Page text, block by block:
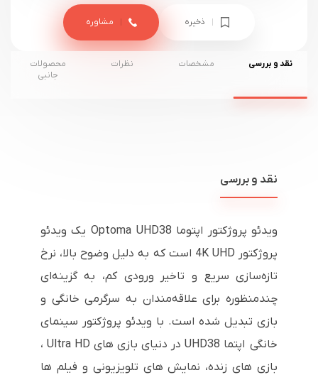
ذخیره مشاوره
نقد و بررسی مشخصات نظرات
محصولات
جانبی
نقد و بررسی
ویدئو پروژکتور اپتوما Optoma UHD38 یک ویدئو
پروژکتور 4K UHD است که به دلیل وضوح بالا، نرخ
تازه‌سازی سریع و تاخیر ورودی کم، به گزینه‌ای
چندمنظوره برای علاقه‌مندان به سرگرمی خانگی و
بازی تبدیل شده است. با ویدئو پروژکتور سینمای
خانگی اپتما UHD38 در دنیای بازی های Ultra HD ،
بازی های زنده، نمایش های تلویزیونی و فیلم ها